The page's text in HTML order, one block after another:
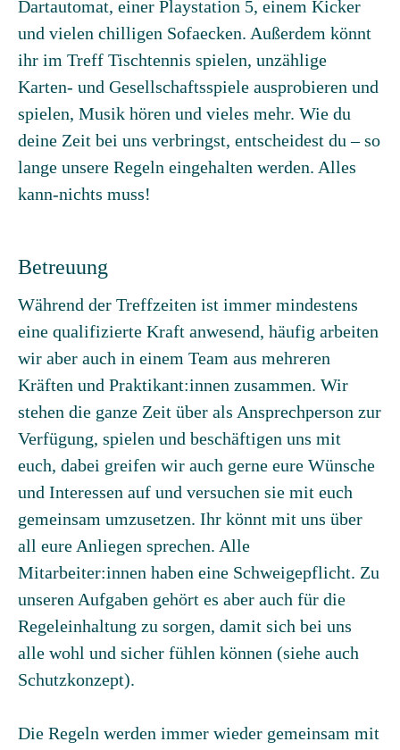
Dartautomat, einer Playstation 5, einem Kicker
und vielen chilligen Sofaecken. Außerdem könnt
ihr im Treff Tischtennis spielen, unzählige
Karten- und Gesellschaftsspiele ausprobieren und
spielen, Musik hören und vieles mehr. Wie du
deine Zeit bei uns verbringst, entscheidest du – so
lange unsere Regeln eingehalten werden. Alles
kann-nichts muss!
Betreuung
Während der Treffzeiten ist immer mindestens
eine qualifizierte Kraft anwesend, häufig arbeiten
wir aber auch in einem Team aus mehreren
Kräften und Praktikant:innen zusammen. Wir
stehen die ganze Zeit über als Ansprechperson zur
Verfügung, spielen und beschäftigen uns mit
euch, dabei greifen wir auch gerne eure Wünsche
und Interessen auf und versuchen sie mit euch
gemeinsam umzusetzen. Ihr könnt mit uns über
all eure Anliegen sprechen. Alle
Mitarbeiter:innen haben eine Schweigepflicht. Zu
unseren Aufgaben gehört es aber auch für die
Regeleinhaltung zu sorgen, damit sich bei uns
alle wohl und sicher fühlen können (siehe auch
Schutzkonzept).
Die Regeln werden immer wieder gemeinsam mit